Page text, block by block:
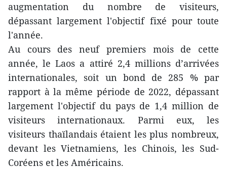
augmentation du nombre de visiteurs,
dépassant largement l'objectif fixé pour toute
l'année.
Au cours des neuf premiers mois de cette
année, le Laos a attiré 2,4 millions d’arrivées
internationales, soit un bond de 285 % par
rapport à la même période de 2022, dépassant
largement l'objectif du pays de 1,4 million de
visiteurs internationaux. Parmi eux, les
visiteurs thaïlandais étaient les plus nombreux,
devant les Vietnamiens, les Chinois, les Sud-
Coréens et les Américains.